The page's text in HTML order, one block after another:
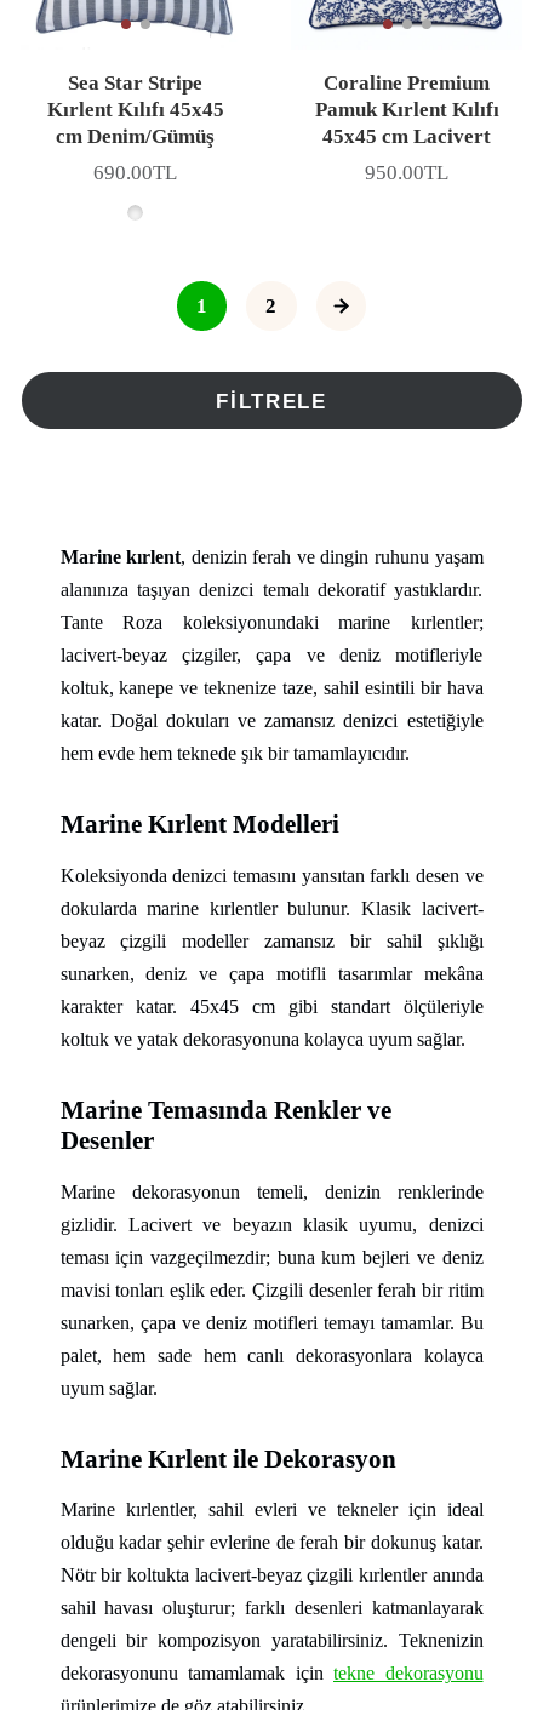
Sea Star Stripe
Kırlent Kılıfı 45x45
cm Denim/Gümüş
Fiyat
690.00TL
Coraline Premium
Pamuk Kırlent Kılıfı
45x45 cm Lacivert
Fiyat
950.00TL
1 2
FILTRELE
Marine kırlent, denizin ferah ve dingin ruhunu yaşam
alanınıza taşıyan denizci temalı dekoratif yastıklardır.
Tante Roza koleksiyonundaki marine kırlentler;
lacivert-beyaz çizgiler, çapa ve deniz motifleriyle
koltuk, kanepe ve teknenize taze, sahil esintili bir hava
katar. Doğal dokuları ve zamansız denizci estetiğiyle
hem evde hem teknede şık bir tamamlayıcıdır.
Marine Kırlent Modelleri
Koleksiyonda denizci temasını yansıtan farklı desen ve
dokularda marine kırlentler bulunur. Klasik lacivert-
beyaz çizgili modeller zamansız bir sahil şıklığı
sunarken, deniz ve çapa motifli tasarımlar mekâna
karakter katar. 45x45 cm gibi standart ölçüleriyle
koltuk ve yatak dekorasyonuna kolayca uyum sağlar.
Marine Temasında Renkler ve
Desenler
Marine dekorasyonun temeli, denizin renklerinde
gizlidir. Lacivert ve beyazın klasik uyumu, denizci
teması için vazgeçilmezdir; buna kum bejleri ve deniz
mavisi tonları eşlik eder. Çizgili desenler ferah bir ritim
sunarken, çapa ve deniz motifleri temayı tamamlar. Bu
palet, hem sade hem canlı dekorasyonlara kolayca
uyum sağlar.
Marine Kırlent ile Dekorasyon
Marine kırlentler, sahil evleri ve tekneler için ideal
olduğu kadar şehir evlerine de ferah bir dokunuş katar.
Nötr bir koltukta lacivert-beyaz çizgili kırlentler anında
sahil havası oluşturur; farklı desenleri katmanlayarak
dengeli bir kompozisyon yaratabilirsiniz. Teknenizin
dekorasyonunu tamamlamak için tekne dekorasyonu